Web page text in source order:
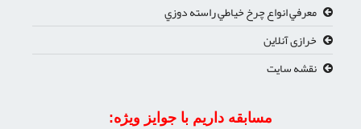
معرفي انواع چرخ خياطي راسته دوزي
خرازی آنلاین
نقشه سایت
مسابقه داریم با جوایز ویژه: